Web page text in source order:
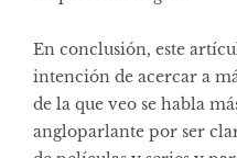
En conclusión, este
intención de acercar a
de la que veo se habla
angloparlante por ser